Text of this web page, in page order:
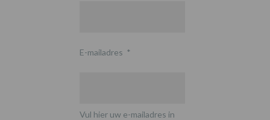
E-mailadres *
Vul hier uw e-mailadres in